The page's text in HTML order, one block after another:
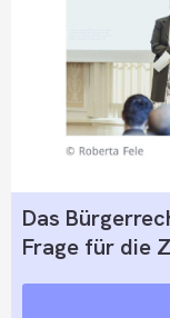
Das
Frage für die